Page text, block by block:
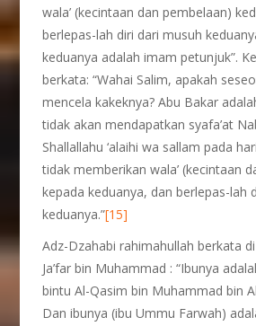
wala’ (kecintaan dan pembelaan)
berlepas-lah diri dari musuh
keduanya adalah imam petunjuk”.
berkata: “Wahai Salim, apakah
mencela kakeknya? Abu Bakar
tidak akan mendapatkan syafa’at
Shallallahu ‘alaihi wa sallam pada
tidak memberikan wala’ (kecintaan
kepada keduanya, dan berlepas-lah
keduanya.”[15]
Adz-Dzahabi rahimahullah berkata
Ja’far bin Muhammad : “Ibunya
bintu Al-Qasim bin Muhammad bin
Dan ibunya (ibu Ummu Farwah)